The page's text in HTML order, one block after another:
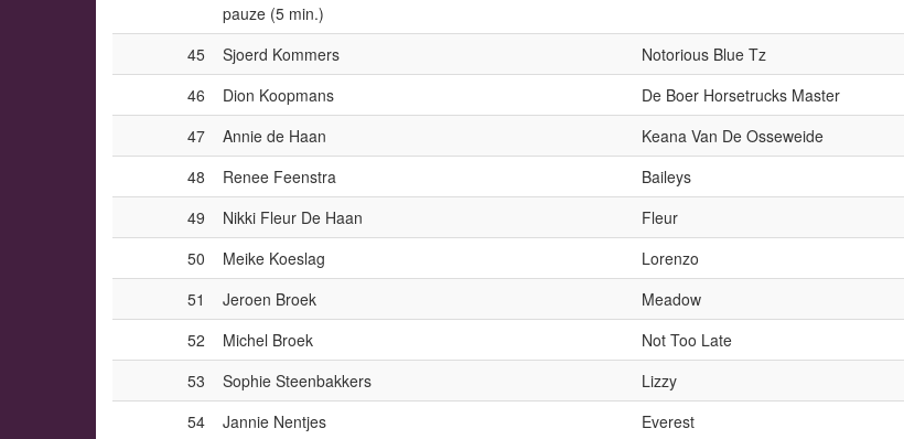
pauze (5 min.)
45
Sjoerd Kommers Notorious Blue Tz
46
Dion Koopmans De Boer Horsetrucks Master
47
Annie de Haan Keana Van De Osseweide
48
Renee Feenstra Baileys
49
Nikki Fleur De Haan Fleur
50
Meike Koeslag Lorenzo
51
Jeroen Broek Meadow
52
Michel Broek Not Too Late
53
Sophie Steenbakkers Lizzy
54
Jannie Nentjes Everest